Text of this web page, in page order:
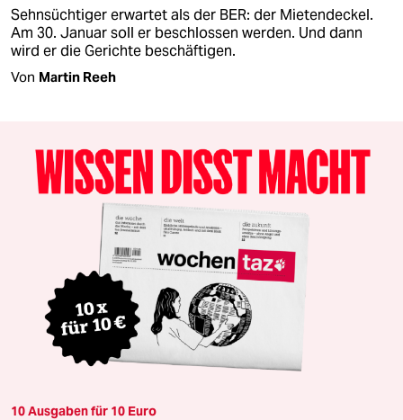
Sehnsüchtiger erwartet als der BER: der Mietendeckel.
Am 30. Januar soll er beschlossen werden. Und dann
wird er die Gerichte beschäftigen.
Von Martin Reeh
10 Ausgaben für 10 Euro